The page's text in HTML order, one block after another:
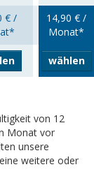
€ /
14,90 € /
Monat*
wählen
von 12
Monat vor
unsere
weitere oder